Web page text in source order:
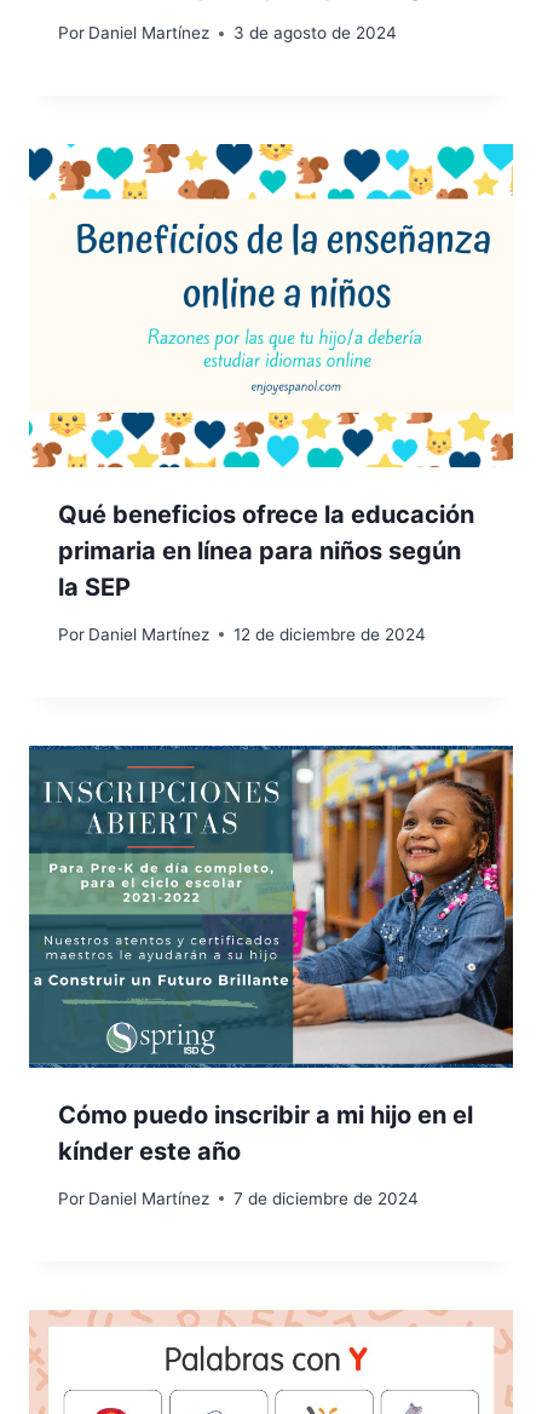
Por Daniel Martínez 3 de agosto de 2024
Qué beneficios ofrece la educación
primaria en línea para niños según
la SEP
Por Daniel Martínez 12 de diciembre de 2024
Cómo puedo inscribir a mi hijo en el
kínder este año
Por Daniel Martínez 7 de diciembre de 2024